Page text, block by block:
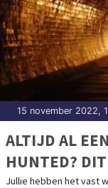
15 november 2022,
ALTIJD AL
HUNTED?
Jullie hebben het vast